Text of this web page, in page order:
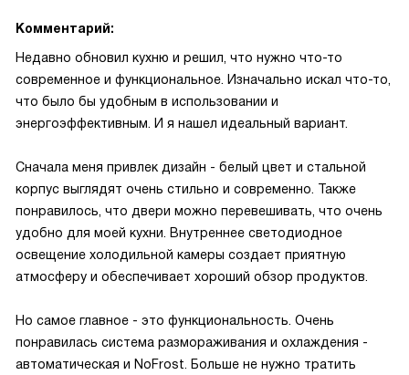
Комментарий:
Недавно обновил кухню и решил, что нужно что-то
современное и функциональное. Изначально искал что-то,
что было бы удобным в использовании и
энергоэффективным. И я нашел идеальный вариант.
Сначала меня привлек дизайн - белый цвет и стальной
корпус выглядят очень стильно и современно. Также
понравилось, что двери можно перевешивать, что очень
удобно для моей кухни. Внутреннее светодиодное
освещение холодильной камеры создает приятную
атмосферу и обеспечивает хороший обзор продуктов.
Но самое главное - это функциональность. Очень
понравилась система размораживания и охлаждения -
автоматическая и NoFrost. Больше не нужно тратить